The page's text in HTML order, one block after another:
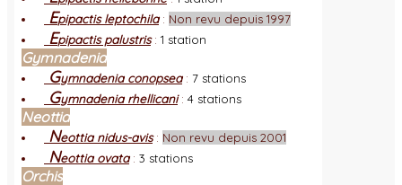
Epipactis leptochila: Non revu depuis 1997
Epipactis palustris: 1 station
Gymnadenia
Gymnadenia conopsea: 7 stations
Gymnadenia rhellicani: 4 stations
Neottia
Neottia nidus-avis: Non revu depuis 2001
Neottia ovata: 3 stations
Orchis